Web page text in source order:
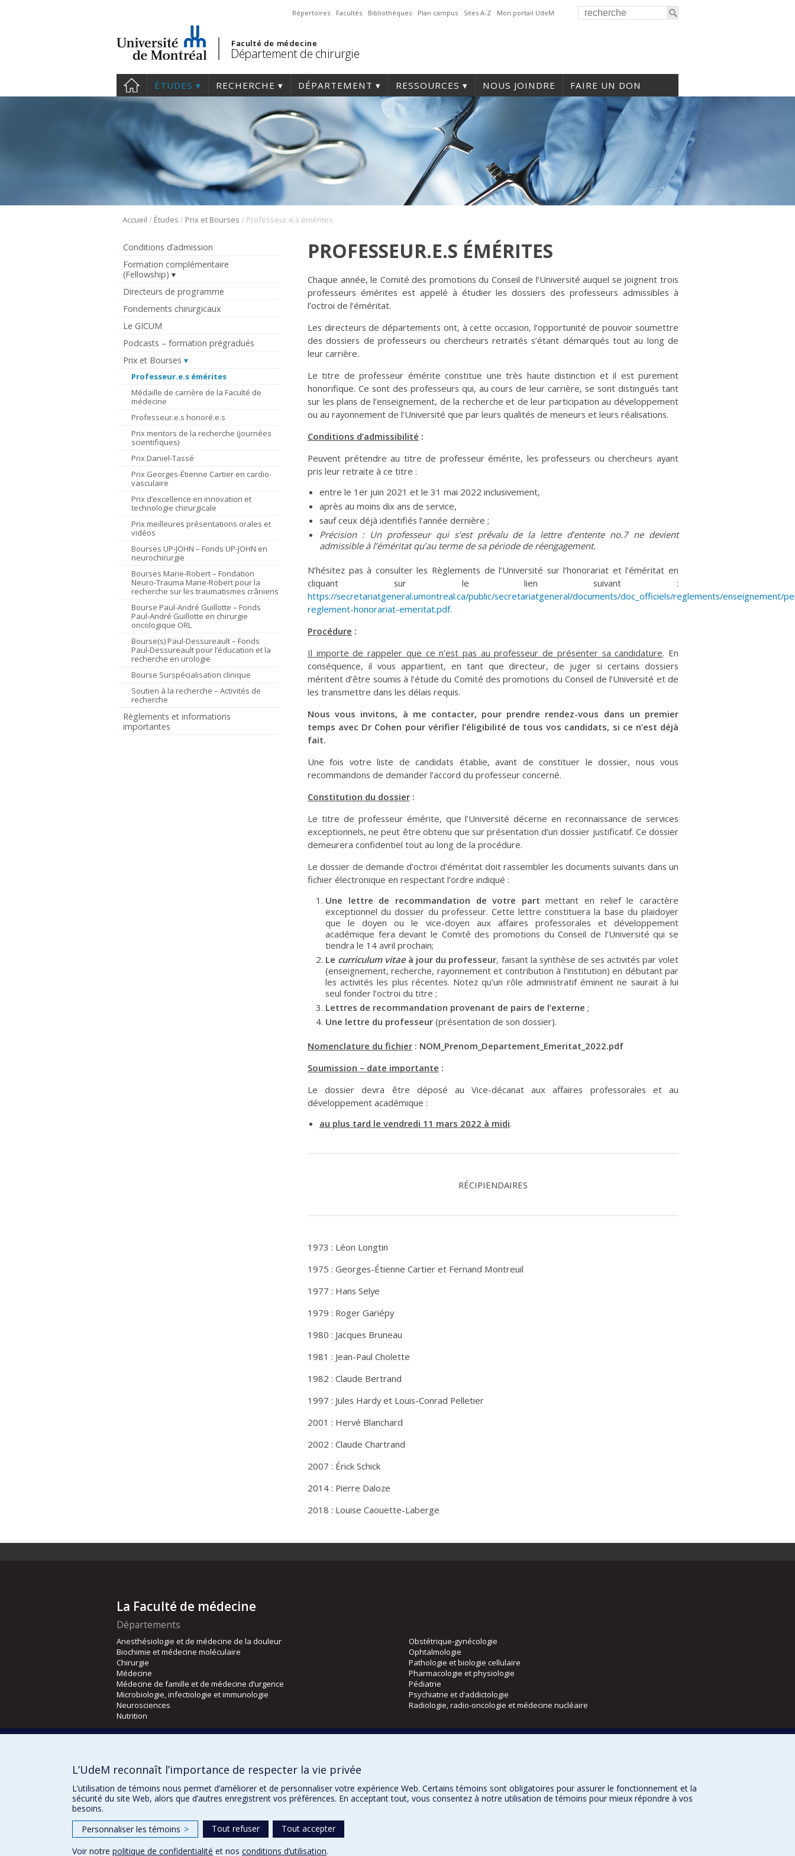
Répertoires Facultés Bibliothèques Plan campus Sites A-Z Mon portail UdeM
Faculté de médecine
Département de chirurgie
ÉTUDES RECHERCHE DÉPARTEMENT RESSOURCES NOUS JOINDRE FAIRE UN DON
Accueil / Études / Prix et Bourses / Professeur.e.s émérites
Conditions d’admission
Formation complémentaire
(Fellowship)
Directeurs de programme
Fondements chirurgicaux
Le GICUM
Podcasts – formation prégradués
Prix et Bourses
Professeur.e.s émérites
Médaille de carrière de la Faculté de
médecine
Professeur.e.s honoré.e.s
Prix mentors de la recherche (journées
scientifiques)
Prix Daniel-Tassé
Prix Georges-Étienne Cartier en cardio-
vasculaire
Prix d’excellence en innovation et
technologie chirurgicale
Prix meilleures présentations orales et
vidéos
Bourses UP-JOHN – Fonds UP-JOHN en
neurochirurgie
Bourses Marie-Robert – Fondation
Neuro-Trauma Marie-Robert pour la
recherche sur les traumatismes crâniens
Bourse Paul-André Guillotte – Fonds
Paul-André Guillotte en chirurgie
oncologique ORL
Bourse(s) Paul-Dessureault – Fonds
Paul-Dessureault pour l’éducation et la
recherche en urologie
Bourse Surspécialisation clinique
Soutien à la recherche – Activités de
recherche
Règlements et informations
importantes
PROFESSEUR.E.S ÉMÉRITES
Chaque année, le Comité des promotions du Conseil de l’Université auquel se joignent trois
professeurs émérites est appelé à étudier les dossiers des professeurs admissibles à
l’octroi de l’éméritat.
Les directeurs de départements ont, à cette occasion, l’opportunité de pouvoir soumettre
des dossiers de professeurs ou chercheurs retraités s’étant démarqués tout au long de
leur carrière.
Le titre de professeur émérite constitue une très haute distinction et il est purement
honorifique. Ce sont des professeurs qui, au cours de leur carrière, se sont distingués tant
sur les plans de l’enseignement, de la recherche et de leur participation au développement
ou au rayonnement de l’Université que par leurs qualités de meneurs et leurs réalisations.
Conditions d’admissibilité :
Peuvent prétendre au titre de professeur émérite, les professeurs ou chercheurs ayant
pris leur retraite à ce titre :
entre le 1er juin 2021 et le 31 mai 2022 inclusivement,
après au moins dix ans de service,
sauf ceux déjà identifiés l’année dernière ;
Précision : Un professeur qui s’est prévalu de la lettre d’entente no.7 ne devient
admissible à l’éméritat qu’au terme de sa période de réengagement.
N’hésitez pas à consulter les Règlements de l’Université sur l’honorariat et l’éméritat en
cliquant sur le lien suivant :
https://secretariatgeneral.umontreal.ca/public/secretariatgeneral/documents/doc_officiels/reglements/enseignement/
reglement-honorariat-emeritat.pdf.
Procédure :
Il importe de rappeler que ce n’est pas au professeur de présenter sa candidature. En
conséquence, il vous appartient, en tant que directeur, de juger si certains dossiers
méritent d’être soumis à l’étude du Comité des promotions du Conseil de l’Université et de
les transmettre dans les délais requis.
Nous vous invitons, à me contacter, pour prendre rendez-vous dans un premier
temps avec Dr Cohen pour vérifier l’éligibilité de tous vos candidats, si ce n’est déjà
fait.
Une fois votre liste de candidats établie, avant de constituer le dossier, nous vous
recommandons de demander l’accord du professeur concerné.
Constitution du dossier :
Le titre de professeur émérite, que l’Université décerne en reconnaissance de services
exceptionnels, ne peut être obtenu que sur présentation d’un dossier justificatif. Ce dossier
demeurera confidentiel tout au long de la procédure.
Le dossier de demande d’octroi d’éméritat doit rassembler les documents suivants dans un
fichier électronique en respectant l’ordre indiqué :
Une lettre de recommandation de votre partmettant en relief le caractère
exceptionnel du dossier du professeur. Cette lettre constituera la base du plaidoyer
que le doyen ou le vice-doyen aux affaires professorales et développement
académique fera devant le Comité des promotions du Conseil de l’Université qui se
tiendra le 14 avril prochain;
Le curriculum vitaeà jour du professeur, faisant la synthèse de ses activités par volet
(enseignement, recherche, rayonnement et contribution à l’institution) en débutant par
les activités les plus récentes. Notez qu’un rôle administratif éminent ne saurait à lui
seul fonder l’octroi du titre ;
Lettres de recommandation provenant de pairs de l’externe ;
Une lettre du professeur (présentation de son dossier).
Nomenclature du fichier : NOM_Prenom_Departement_Emeritat_2022.pdf
Soumission – date importante :
Le dossier devra être déposé au Vice-décanat aux affaires professorales et au
développement académique :
au plus tard le vendredi 11 mars 2022 à midi.
RÉCIPIENDAIRES
1973 : Léon Longtin
1975 : Georges-Étienne Cartier et Fernand Montreuil
1977 : Hans Selye
1979 : Roger Gariépy
1980 : Jacques Bruneau
1981 : Jean-Paul Cholette
1982 : Claude Bertrand
1997 : Jules Hardy et Louis-Conrad Pelletier
2001 : Hervé Blanchard
2002 : Claude Chartrand
2007 : Érick Schick
2014 : Pierre Daloze
2018 : Louise Caouette-Laberge
La Faculté de médecine
Départements
Anesthésiologie et de médecine de la douleur
Biochimie et médecine moléculaire
Chirurgie
Médecine
Médecine de famille et de médecine d’urgence
Microbiologie, infectiologie et immunologie
Neurosciences
Nutrition
Obstétrique-gynécologie
Ophtalmologie
Pathologie et biologie cellulaire
Pharmacologie et physiologie
Pédiatrie
Psychiatrie et d’addictologie
Radiologie, radio-oncologie et médecine nucléaire
Orthophonie et audiologie
L’UdeM reconnaît l’importance de respecter la vie privée
L’utilisation de témoins nous permet d’améliorer et de personnaliser votre expérience Web. Certains témoins sont obligatoires pour assurer le fonctionnement et la
sécurité du site Web, alors que d’autres enregistrent vos préférences. En acceptant tout, vous consentez à notre utilisation de témoins pour mieux répondre à vos
besoins.
Personnaliser les témoins > Tout refuser
Tout accepter
Voir notre politique de confidentialité et nos conditions d’utilisation.